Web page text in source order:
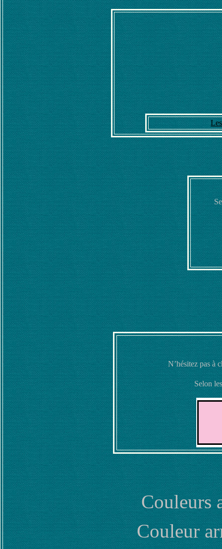
N’hésitez pas à
Selon
Couleurs
Couleur